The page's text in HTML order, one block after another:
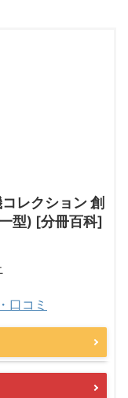
レクション 創
型) [分冊百科]
口コミ